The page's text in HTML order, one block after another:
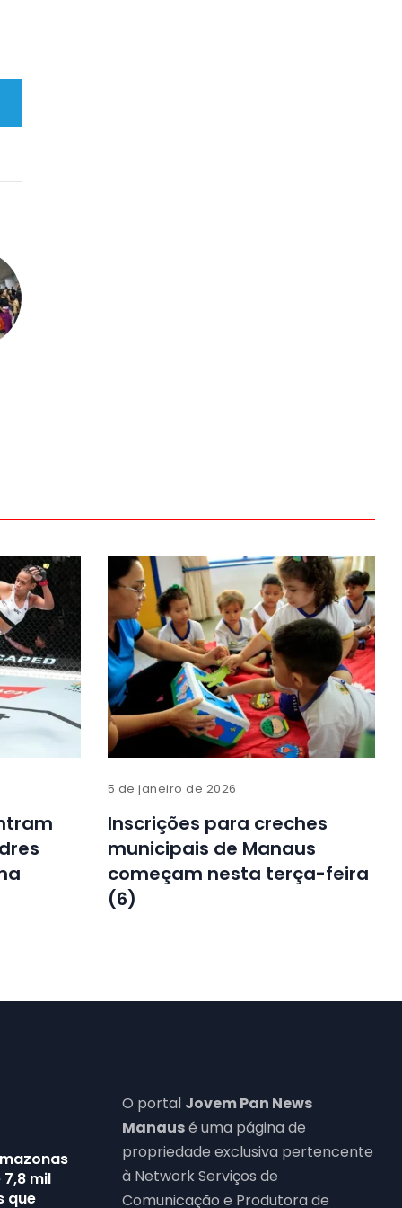
5 de janeiro de 2026
Inscrições para creches
municipais de Manaus
começam nesta terça-feira
(6)
mil
que
O portal Jovem Pan News
Manausé uma página de
propriedade exclusiva pertencente
à Network Serviços de
Comunicação e Produtora de